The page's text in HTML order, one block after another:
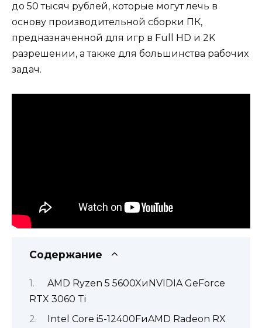
до 50 тысяч рублей, которые могут лечь в
основу производительной сборки ПК,
предназначенной для игр в Full HD и 2K
разрешении, а также для большинства рабочих
задач.
Содержание
AMD Ryzen 5 5600XиNVIDIA GeForce
RTX 3060 Ti
Intel Core i5-12400FиAMD Radeon RX